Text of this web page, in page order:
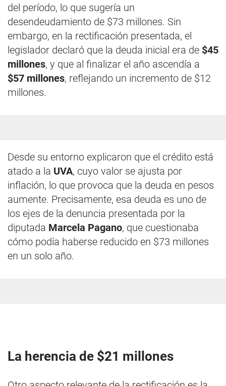
del período, lo que sugería un
desendeudamiento de $73 millones. Sin
embargo, en la rectificación presentada, el
legislador declaró que la deuda inicial era de $45
millones, y que al finalizar el año ascendía a
$57 millones, reflejando un incremento de $12
millones.
Desde su entorno explicaron que el crédito está
atado a la UVA, cuyo valor se ajusta por
inflación, lo que provoca que la deuda en pesos
aumente. Precisamente, esa deuda es uno de
los ejes de la denuncia presentada por la
diputada Marcela Pagano, que cuestionaba
cómo podía haberse reducido en $73 millones
en un solo año.
La herencia de $21 millones